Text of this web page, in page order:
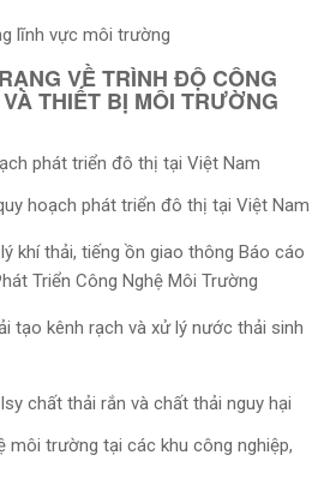
lĩnh vực môi trường
VỀ TRÌNH ĐỘ CÔNG
THIẾT BỊ MÔI TRƯỜNG
phát triển đô thị tại Việt Nam
hoạch phát triển đô thị tại Việt Nam
khí thải, tiếng ồn giao thông Báo cáo
Triển Công Nghệ Môi Trường
tạo kênh rạch và xử lý nước thải sinh
chất thải rắn và chất thải nguy hại
môi trường tại các khu công nghiệp,